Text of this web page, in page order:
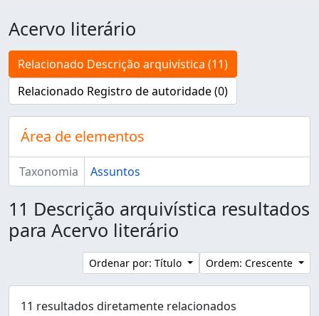
Acervo literário
Relacionado Descrição arquivística (11)
Relacionado Registro de autoridade (0)
Área de elementos
Taxonomia Assuntos
11 Descrição arquivística resultados
para Acervo literário
Ordenar por: Título Ordem: Crescente
11 resultados diretamente relacionados